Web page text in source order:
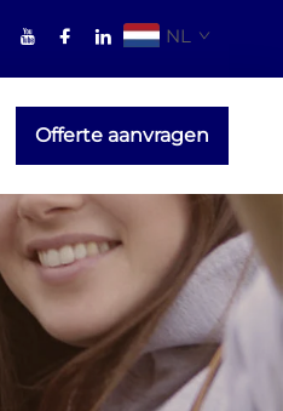
NL
Offerte aanvragen